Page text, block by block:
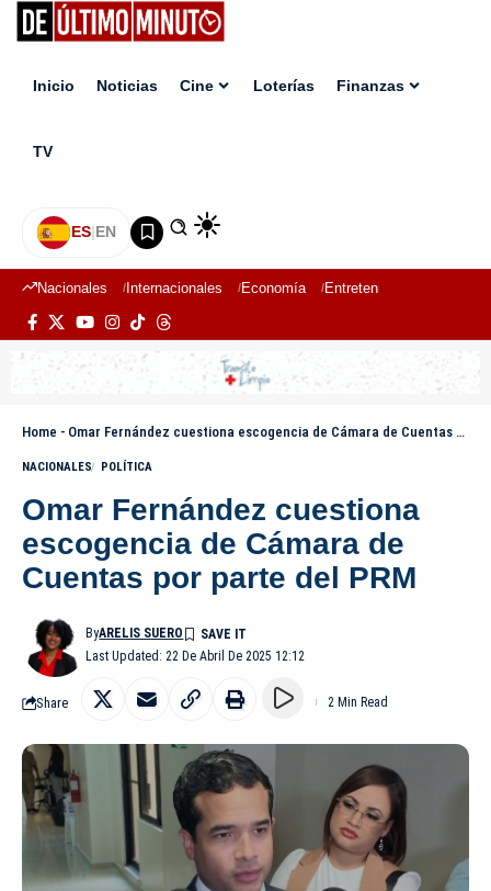
Inicio Noticias Cine Loterías Finanzas
TV
ES|EN
Nacionales Internacionales Economía Entretenimiento
Home - Omar Fernández cuestiona escogencia de Cámara de Cuentas por parte del PRM
NACIONALES POLÍTICA
Omar Fernández cuestiona
escogencia de Cámara de
Cuentas por parte del PRM
Last Updated: 22 De Abril De 2025 12:12
ByARELIS SUERO
Share 2 Min Read